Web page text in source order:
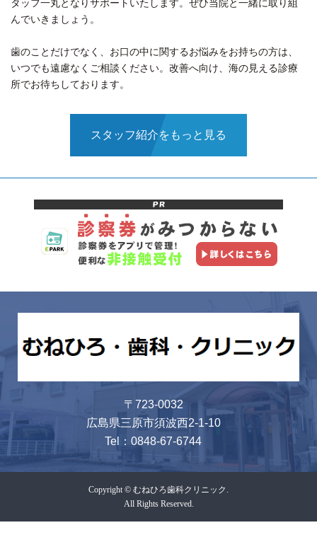
タッフ一丸となりサポートいたします。ぜひ当院と一緒に取り組
んでいきましょう。
歯のことだけでなく、お口の中に関するお悩みをお持ちの方は、
いつでも遠慮なくご相談ください。改善へ向け、海の見える診療
所でお待ちしております。
スタッフ紹介をもっと見る
〒723-0032
広島県三原市須波西2-1-10
Tel： 0848-67-6744
Copyright © むねひろ歯科クリニック.
All Rights Reserved.